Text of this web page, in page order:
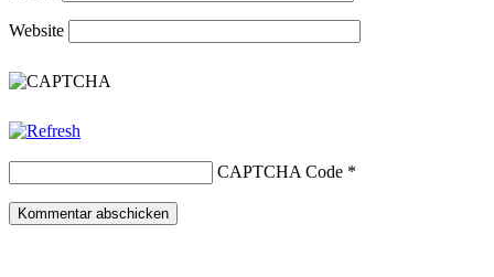
Website
CAPTCHA Code *